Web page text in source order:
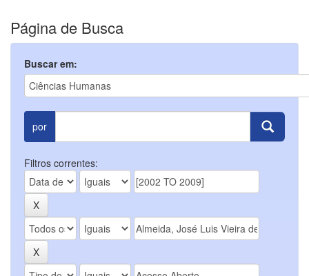
Página de Busca
Buscar em:
por
Filtros correntes: